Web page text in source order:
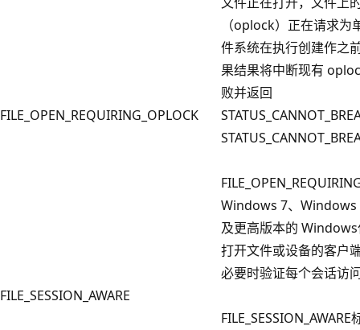
FILE_OPEN_REQUIRING_OPLOCK
（oplock）正在请求为
件系统在执行创建作之
果结果将中断现有
败并返回
Windows 7、Windows
及更高版本的
FILE_SESSION_AWARE
打开文件或设备的客户
必要时验证每个会话访